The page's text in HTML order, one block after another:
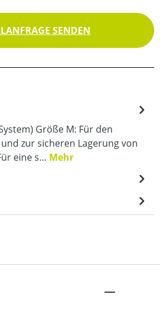
SENDEN
Größe M: Für den
zur sicheren Lagerung von
eine s… Mehr